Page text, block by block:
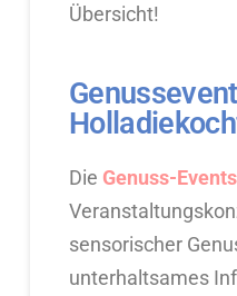
Übersicht!
Die Genuss-Events
sensorischer
unterhaltsames